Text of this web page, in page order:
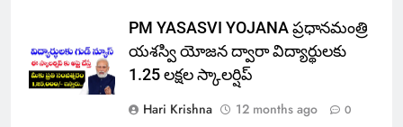
PM YASASVI YOJANA ప్రధానమంత్రి
యశస్వి యోజన ద్వారా విద్యార్థులకు
1.25 లక్షల స్కాలర్షిప్
Hari Krishna
12 months ago 0